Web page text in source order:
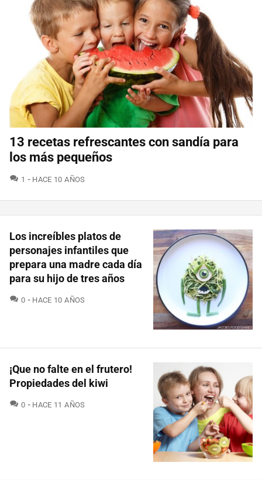
13 recetas refrescantes con sandía para
los más pequeños
1 COMENTARIOS
HACE 10 AÑOS
Los increíbles platos de
personajes infantiles que
prepara una madre cada día
para su hijo de tres años
0 COMENTARIOS
HACE 10 AÑOS
¡Que no falte en el frutero!
Propiedades del kiwi
0 COMENTARIOS
HACE 11 AÑOS